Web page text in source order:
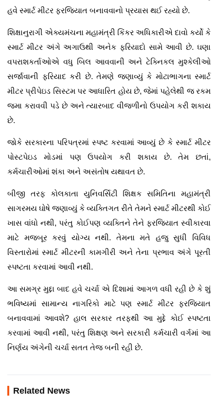
હવે સ્માર્ટ મીટર ફરજિયાત બનાવવાનો પ્રયાસ થઈ રહ્યો છે.
શિક્ષાનુરાગી એક્યમંચના મહામંત્રી કિંકર અધિકારીએ દાવો કર્યો કે
સ્માર્ટ મીટર અંગે અગાઉથી અનેક ફરિયાદો સામે આવી છે. ઘણા
વપરાશકર્તાઓએ વધુ બિલ આવવાની અને ટેક્નિકલ મુશ્કેલીઓ
સર્જાવાની ફરિયાદ કરી છે. તેમણે જણાવ્યું કે મોટાભાગના સ્માર્ટ
મીટર પ્રીપેઇડ સિસ્ટમ પર આધારિત હોય છે, જેમાં પહેલેથી જ રકમ
જમા કરાવવી પડે છે અને ત્યારબાદ વીજળીનો ઉપયોગ કરી શકાય
છે.
જોકે સરકારના પરિપત્રમાં સ્પષ્ટ કરવામાં આવ્યું છે કે સ્માર્ટ મીટર
પોસ્ટપેઇડ મોડમાં પણ ઉપયોગ કરી શકાય છે. તેમ છતાં,
કર્મચારીઓમાં શંકા અને અસંતોષ યથાવત છે.
બીજી તરફ કોલકાતા યુનિવર્સિટી શિક્ષક સમિતિના મહામંત્રી
સાગરમય ઘોષે જણાવ્યું કે વ્યક્તિગત રીતે તેમને સ્માર્ટ મીટરથી કોઈ
ખાસ વાંધો નથી, પરંતુ કોઈપણ વ્યક્તિને તેને ફરજિયાત સ્વીકારવા
માટે મજબૂર કરવું યોગ્ય નથી. તેમના મતે હજુ સુધી વિવિધ
વિસ્તારોમાં સ્માર્ટ મીટરની કામગીરી અને તેના પ્રભાવ અંગે પૂરતી
સ્પષ્ટતા કરવામાં આવી નથી.
આ સમગ્ર મુદ્દા બાદ હવે ચર્ચા એ દિશામાં આગળ વધી રહી છે કે શું
ભવિષ્યમાં સામાન્ય નાગરિકો માટે પણ સ્માર્ટ મીટર ફરજિયાત
બનાવવામાં આવશે? હાલ સરકાર તરફથી આ મુદ્દે કોઈ સ્પષ્ટતા
કરવામાં આવી નથી, પરંતુ શિક્ષણ અને સરકારી કર્મચારી વર્ગમાં આ
નિર્ણય અંગેની ચર્ચા સતત તેજ બની રહી છે.
Related News